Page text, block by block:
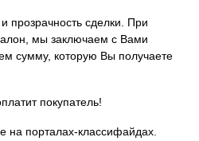
прозрачность сделки. При
мы заключаем с Вами
сумму, которую Вы получаете
покупатель!
на порталах-классифайдах.